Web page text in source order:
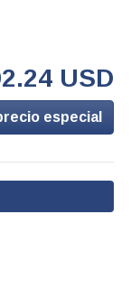
USD
especial